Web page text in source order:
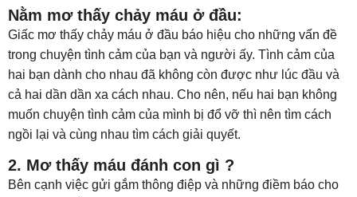
Nằm mơ thấy chảy máu ở đầu:
Giấc mơ thấy chảy máu ở đầu báo hiệu cho những vấn đề
trong chuyện tình cảm của bạn và người ấy. Tình cảm của
hai bạn dành cho nhau đã không còn được như lúc đầu và
cả hai dần dần xa cách nhau. Cho nên, nếu hai bạn không
muốn chuyện tình cảm của mình bị đổ vỡ thì nên tìm cách
ngồi lại và cùng nhau tìm cách giải quyết.
2. Mơ thấy máu đánh con gì ?
Bên cạnh việc gửi gắm thông điệp và những điềm báo cho